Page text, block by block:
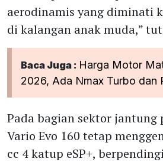
aerodinamis yang diminati
di kalangan anak muda,”
Baca Juga : Harga Motor
2026, Ada Nmax Turbo dan
Pada bagian sektor jantung
Vario Evo 160 tetap
cc 4 katup eSP+,